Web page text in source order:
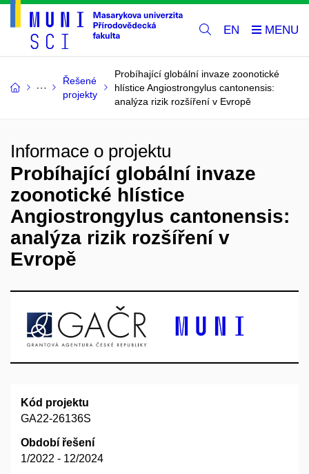
EN
Řešené
projekty
Probíhající globální invaze zoonotické
hlístice Angiostrongylus cantonensis:
analýza rizik rozšíření v Evropě
Informace o projektu
Probíhající globální invaze
zoonotické hlístice
Angiostrongylus cantonensis:
analýza rizik rozšíření v
Evropě
Kód projektu
GA22-26136S
Období řešení
1/2022 - 12/2024